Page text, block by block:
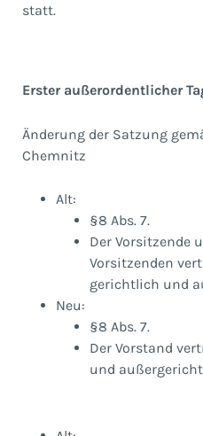
statt.
Erster außerordentlicher
Änderung der Satzung
Chemnitz
Alt:
§8 Abs. 7.
Der Vorsitzende
Vorsitzenden
gerichtlich und
Neu:
§8 Abs. 7.
Der Vorstand
und